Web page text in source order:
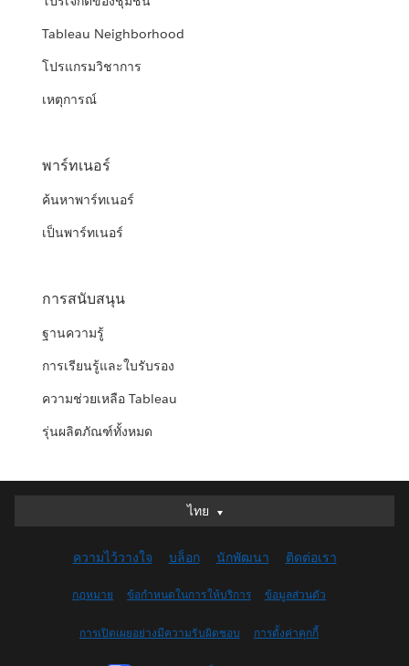
Tableau Neighborhood
โปรแกรมวิชาการ
เหตุการณ์
พาร์ทเนอร์
ค้นหาพาร์ทเนอร์
เป็นพาร์ทเนอร์
การสนับสนุน
ฐานความรู้
การเรียนรู้และใบรับรอง
ความช่วยเหลือ Tableau
รุ่นผลิตภัณฑ์ทั้งหมด
ไทย
ไทย
English (UK)
English (US)
Français (Canada)
Français (France)
ความไว้วางใจ บล็อก นักพัฒนา ติดต่อเรา
กฎหมาย ข้อกำหนดในการให้บริการ ข้อมูลส่วนตัว
การเปิดเผยอย่างมีความรับผิดชอบ การตั้งค่าคุกกี้